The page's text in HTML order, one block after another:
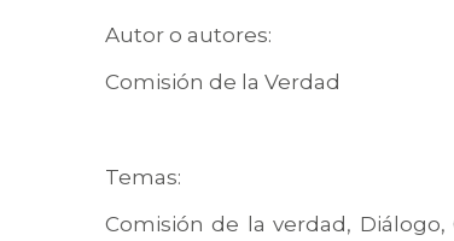
Autor o autores:
Comisión de la Verdad
Temas:
Comisión de la verdad,